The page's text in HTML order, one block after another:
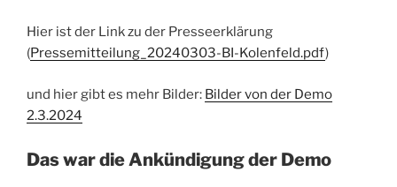
Hier ist der Link zu der Presseerklärung
(Pressemitteilung_20240303-BI-Kolenfeld.pdf)
und hier gibt es mehr Bilder: Bilder von der Demo
2.3.2024
Das war dieAnkündigung der Demo